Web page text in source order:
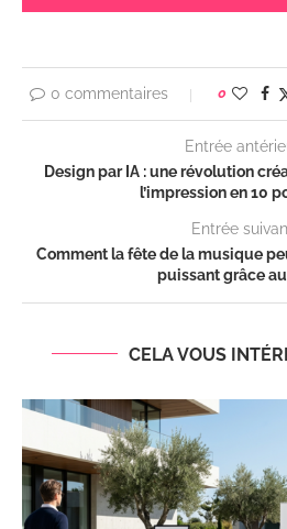
0 commentaires 0
Entrée
Design par IA : une révolution
l’impression en 10
Entrée
Comment la fête de la musique
puissant grâce
CELA VOUS